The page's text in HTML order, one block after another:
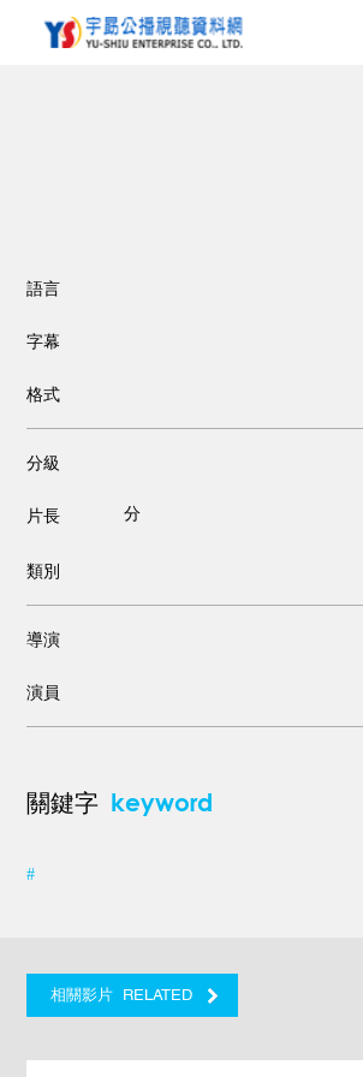
語言
字幕
格式
分級
片長 分
類別
導演
演員
關鍵字 keyword
#
相關影片 RELATED